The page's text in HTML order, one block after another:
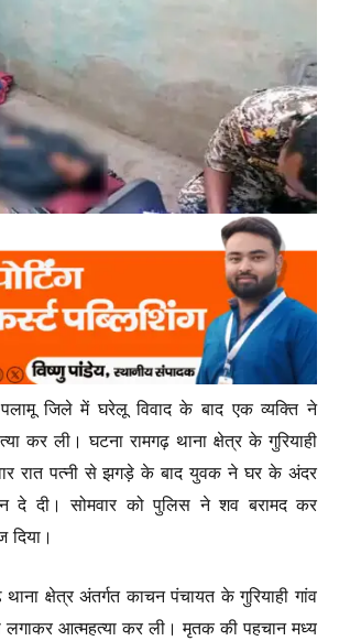
जिले में घरेलू विवाद के बाद एक व्यक्ति ने
कर ली। घटना रामगढ़ थाना क्षेत्र के गुरियाही
रात पत्नी से झगड़े के बाद युवक ने घर के अंदर
दे दी। सोमवार को पुलिस ने शव बरामद कर
दिया।
क्षेत्र अंतर्गत काचन पंचायत के गुरियाही गांव
लगाकर आत्महत्या कर ली। मृतक की पहचान मध्य